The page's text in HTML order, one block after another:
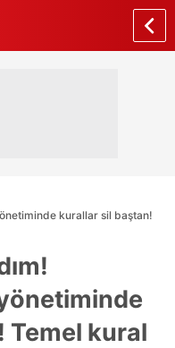
kurallar sil baştan!
Temel kural